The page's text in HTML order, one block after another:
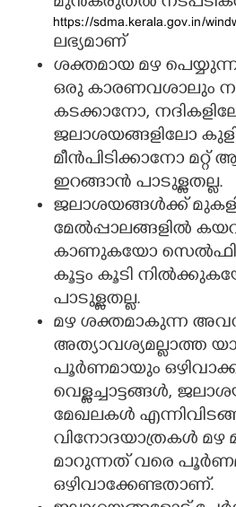
https://sdma.kerala.gov.in/
ലഭ്യമാണ്
ശക്തമായ മഴ
ഒരു കാരണവശാലും
കടക്കാനോ,
ജലാശയങ്ങളിലോ
മീൻപിടിക്കാനോ
ഇറങ്ങാൻ പാടുള്ളതല്ല.
ജലാശയങ്ങൾക്ക്
മേൽപ്പാലങ്ങളിൽ
കാണുകയോ
കൂട്ടം കൂടി
പാടുള്ളതല്ല.
മഴ ശക്തമാകുന്ന
അത്യാവശ്യമല്ലാത്ത
പൂർണമായും
വെള്ളച്ചാട്ടങ്ങൾ,
മേഖലകൾ
വിനോദയാത്രകൾ മഴ
മാറുന്നത് വരെ
ഒഴിവാക്കേണ്ടതാണ്.